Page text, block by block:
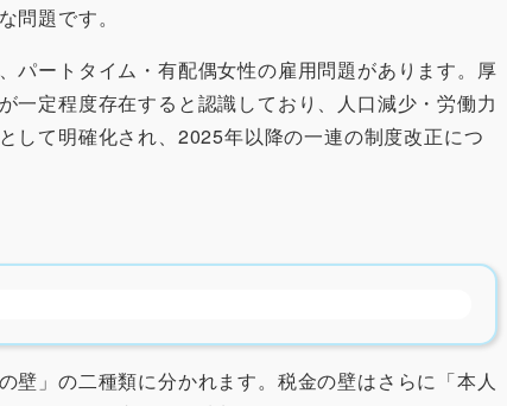
問題です。
パートタイム・有配偶女性の雇用問題があります。厚
一定程度存在すると認識しており、人口減少・労働力
して明確化され、2025年以降の一連の制度改正につ
壁」の二種類に分かれます。税金の壁はさらに「本人